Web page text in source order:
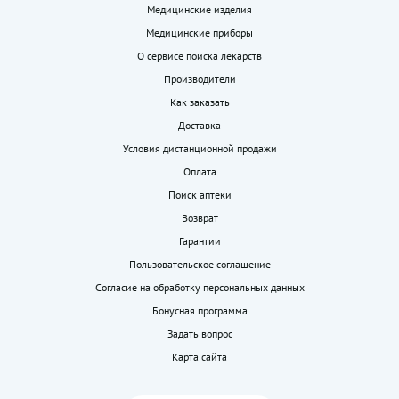
Медицинские изделия
Медицинские приборы
О сервисе поиска лекарств
Производители
Как заказать
Доставка
Условия дистанционной продажи
Оплата
Поиск аптеки
Возврат
Гарантии
Пользовательское соглашение
Согласие на обработку персональных данных
Бонусная программа
Задать вопрос
Карта сайта